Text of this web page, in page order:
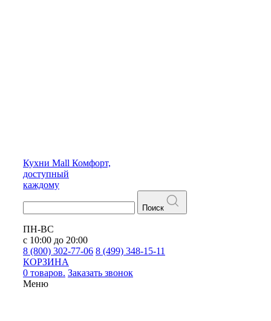
Кухни Mall Комфорт,
доступный
каждому
Поиск
ПН-ВС
с 10:00 до 20:00
8 (800) 302-77-06 8 (499) 348-15-11
КОРЗИНА
0 товаров. Заказать звонок
Меню